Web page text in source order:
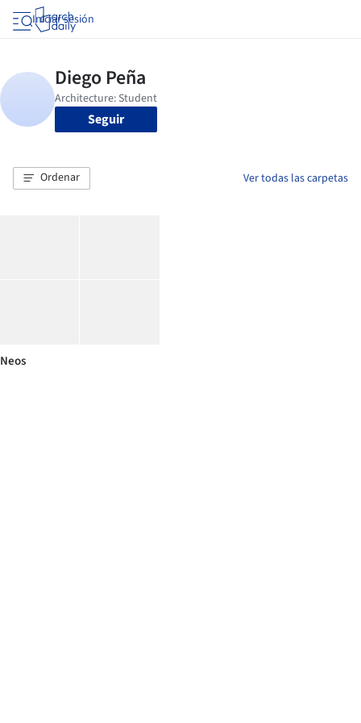
Iniciar sesión
Seguir
Ordenar Ver todas las carpetas
Neos